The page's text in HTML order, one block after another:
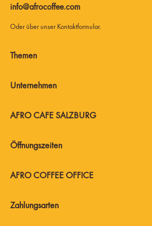
info@afrocoffee.com
Oder über unser Kontaktformular.
AFRO COFFEE OFFICE
AFRO CAFE SALZBURG
Zahlungsarten
Themen
Unternehmen
Öffnungszeiten